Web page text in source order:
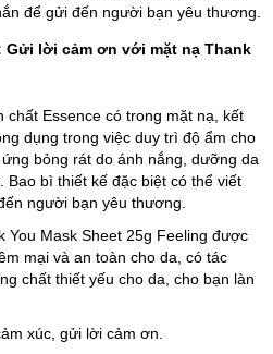
để gửi đến người bạn yêu thương.
Gửi lời cảm ơn với mặt nạ Thank
chất Essence có trong mặt nạ, kết
dụng trong việc duy trì độ ẩm cho
bỏng rát do ánh nắng, dưỡng da
Bao bì thiết kế đặc biệt có thể viết
người bạn yêu thương.
You Mask Sheet 25g Feeling được
mại và an toàn cho da, có tác
chất thiết yếu cho da, cho bạn làn
xúc, gửi lời cảm ơn.